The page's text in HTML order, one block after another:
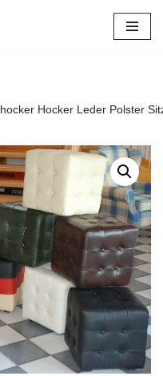
Hocker Leder Polster